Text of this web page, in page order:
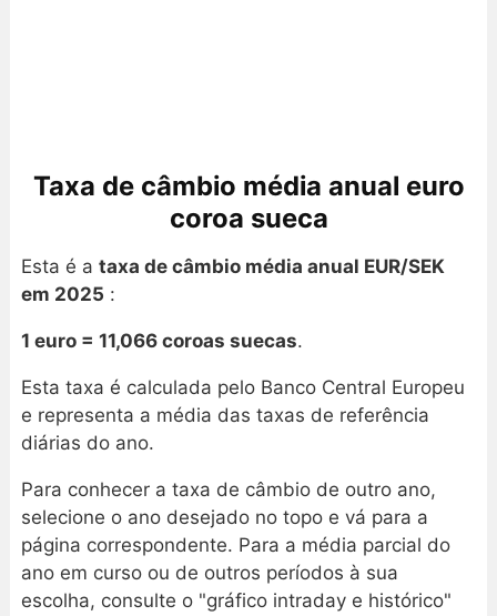
Taxa de câmbio média anual euro
coroa sueca
Esta é a taxa de câmbio média anual EUR/SEK
em 2025 :
1 euro = 11,066 coroas suecas.
Esta taxa é calculada pelo Banco Central Europeu
e representa a média das taxas de referência
diárias do ano.
Para conhecer a taxa de câmbio de outro ano,
selecione o ano desejado no topo e vá para a
página correspondente. Para a média parcial do
ano em curso ou de outros períodos à sua
escolha, consulte o "gráfico intraday e histórico"